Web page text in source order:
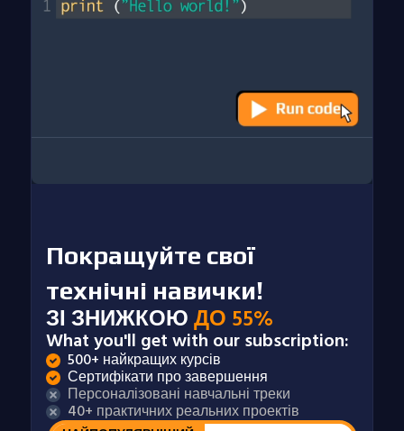
Покращуйте свої
технічні навички!
ЗІ ЗНИЖКОЮДО 55%
What you'll get with our subscription:
500+ найкращих курсів
Сертифікати про завершення
Персоналізовані навчальні треки
40+ практичних реальних проектів